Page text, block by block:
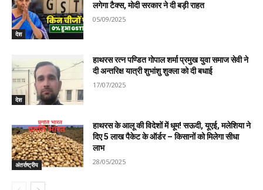
देश
लगेगा टैक्स, मोदी सरकार ने दी बड़ी राहत
05/09/2025
देश
हाथरस रत्न पण्डित गोपाल शर्मा प्रमुख युवा समाज सेवी ने
दी अन्तरिक्ष यात्री शुभांशु शुक्ला को दी बधाई
17/07/2025
अंतर्राष्ट्रीय
हाथरस के आलू की विदेशों में धूम! सऊदी, यूएई, मलेशिया ने
दिए 5 लाख पैकेट के ऑर्डर – किसानों को मिलेगा सीधा
लाभ
28/05/2025